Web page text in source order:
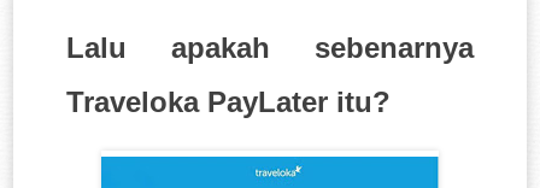
Lalu apakah sebenarnya
Traveloka PayLater itu?